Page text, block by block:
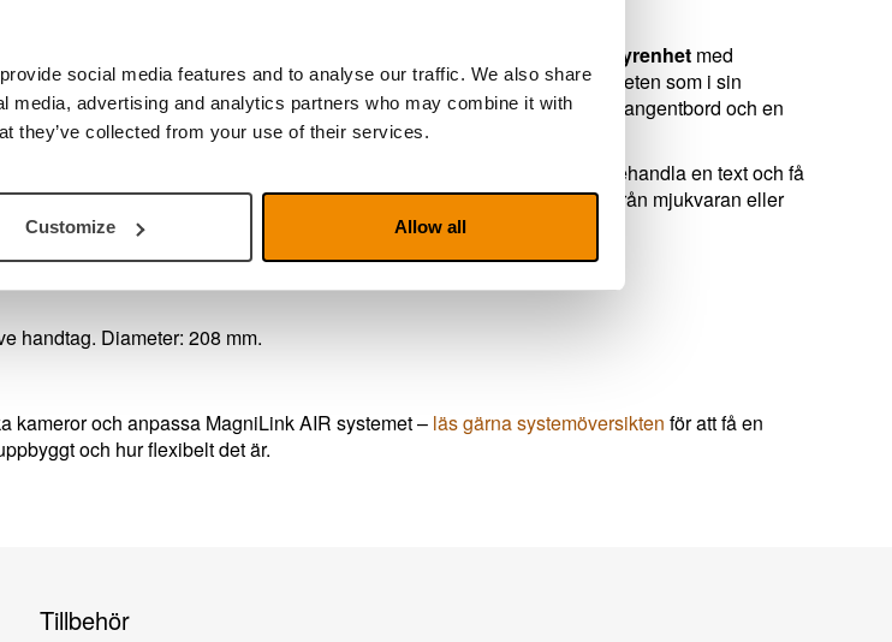
social media features and to analyse our traffic. We also share
media, advertising and analytics partners who may combine it with
they’ve collected from your use of their services.
Customize Allow all
kontroll- och styrenhet med
överförs bilden via kabel från MagniLink AIR Go till kontroll- och styrenheten som i sin
visar kamerabilden. Kontrollbox ingår, men det går även att välja till ett tangentbord och en
en text-till-tal-funktion som gör det möjligt att OCR-behandla en text och få
för att styra systemet om man föredrar att inte styra systemet direkt från mjukvaran eller
handtag. Diameter: 208 mm.
kameror och anpassa MagniLink AIR systemet – läs gärna systemöversikten för att få en
och hur flexibelt det är.
Tillbehör